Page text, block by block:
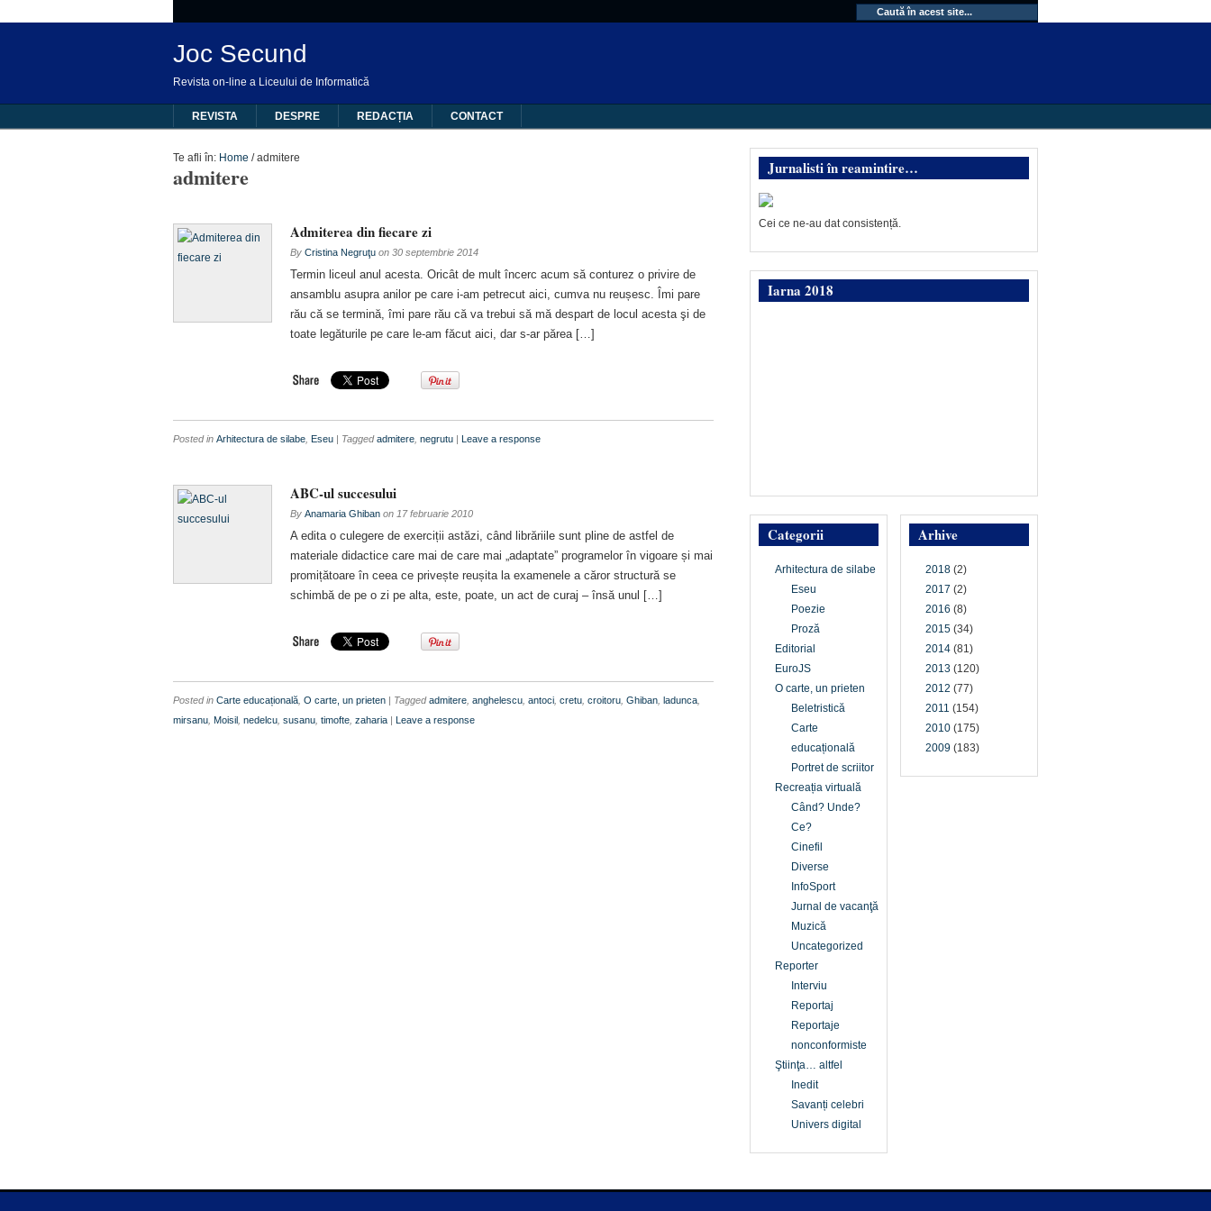
Joc Secund
Revista on-line a Liceului de Informatică
REVISTA DESPRE REDACȚIA CONTACT
Te afli în: Home / admitere
admitere
Admiterea din fiecare zi
By Cristina Negruţu on 30 septembrie 2014
Termin liceul anul acesta. Oricât de mult încerc acum să conturez o privire de
ansamblu asupra anilor pe care i-am petrecut aici, cumva nu reușesc. Îmi pare
rău că se termină, îmi pare rău că va trebui să mă despart de locul acesta şi de
toate legăturile pe care le-am făcut aici, dar s-ar părea […]
Posted in Arhitectura de silabe Eseu | Taggedadmitere negrutu | Leave a response
ABC-ul succesului
By Anamaria Ghiban on 17 februarie 2010
A edita o culegere de exerciții astăzi, când librăriile sunt pline de astfel de
materiale didactice care mai de care mai „adaptate” programelor în vigoare și mai
promițătoare în ceea ce privește reușita la examenele a căror structură se
schimbă de pe o zi pe alta, este, poate, un act de curaj – însă unul […]
Posted in Carte educațională O carte, un prieten | Taggedadmitere anghelescu antoci cretu croitoru Ghiban ladunca
mirsanu Moisil nedelcu susanu timofte zaharia | Leave a response
Jurnalisti în reamintire…
Cei ce ne-au dat consistență.
Iarna 2018
Arhive
2018 (2)
2017 (2)
2016 (8)
2015 (34)
2014 (81)
2013 (120)
2012 (77)
2011 (154)
2010 (175)
2009 (183)
Categorii
Arhitectura de silabe
Eseu
Poezie
Proză
Editorial
EuroJS
O carte, un prieten
Beletristică
Carte
educațională
Portret de scriitor
Recreația virtuală
Când? Unde?
Ce?
Cinefil
Diverse
InfoSport
Jurnal de vacanţă
Muzică
Uncategorized
Reporter
Interviu
Reportaj
Reportaje
nonconformiste
Ştiinţa… altfel
Inedit
Savanți celebri
Univers digital